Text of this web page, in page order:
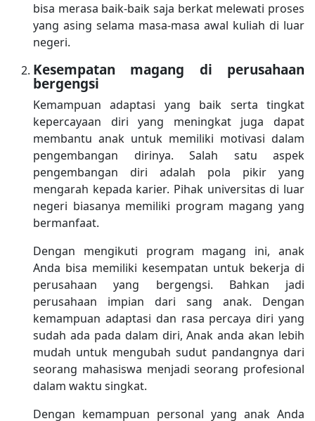
bisa merasa baik-baik saja berkat melewati proses
yang asing selama masa-masa awal kuliah di luar
negeri.
Kesempatan magang di perusahaan
bergengsi
Kemampuan adaptasi yang baik serta tingkat
kepercayaan diri yang meningkat juga dapat
membantu anak untuk memiliki motivasi dalam
pengembangan dirinya. Salah satu aspek
pengembangan diri adalah pola pikir yang
mengarah kepada karier. Pihak universitas di luar
negeri biasanya memiliki program magang yang
bermanfaat.
Dengan mengikuti program magang ini, anak
Anda bisa memiliki kesempatan untuk bekerja di
perusahaan yang bergengsi. Bahkan jadi
perusahaan impian dari sang anak. Dengan
kemampuan adaptasi dan rasa percaya diri yang
sudah ada pada dalam diri, Anak anda akan lebih
mudah untuk mengubah sudut pandangnya dari
seorang mahasiswa menjadi seorang profesional
dalam waktu singkat.
Dengan kemampuan personal yang anak Anda